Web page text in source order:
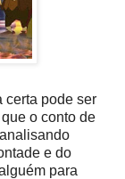
certa pode ser
o conto de
e do
para